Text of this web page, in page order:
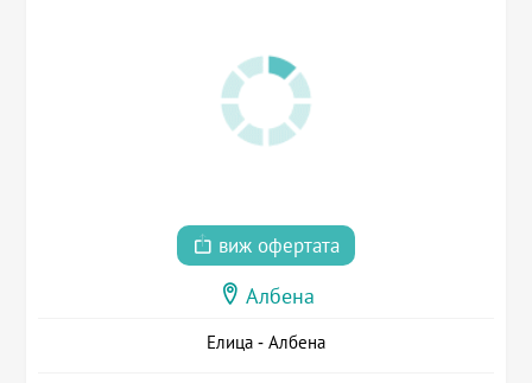
виж офертата
Албена
Елица - Албена